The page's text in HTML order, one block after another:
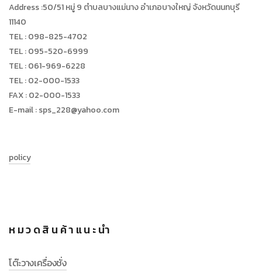
Address :50/51 หมู่ 9 ตำบลบางแม่นาง อำเภอบางใหญ่ จังหวัดนนทบุรี
11140
TEL : 098-825-4702
TEL : 095-520-6999
TEL : 061-969-6228
TEL : 02-000-1533
FAX : 02-000-1533
E-mail : sps_228@yahoo.com
policy
หมวดสินค้าแนะนำ
โต๊ะวางเครื่องชั่ง